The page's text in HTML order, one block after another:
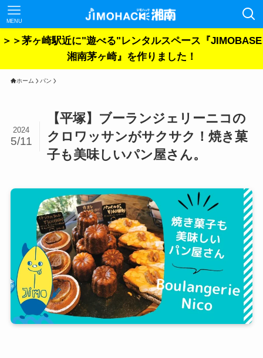
MENU
＞＞茅ヶ崎駅近に"遊べる"レンタルスペース『JIMOBASE
湘南茅ヶ崎』を作りました！
ホーム パン
【平塚】ブーランジェリーニコの
クロワッサンがサクサク！焼き菓
子も美味しいパン屋さん。
2024
5/11